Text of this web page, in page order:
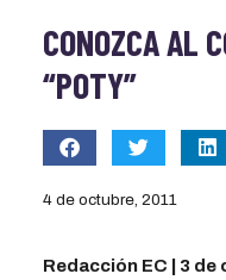
CONOZCA AL
“POTY”
4 de octubre, 2011
Redacción EC | 3 de